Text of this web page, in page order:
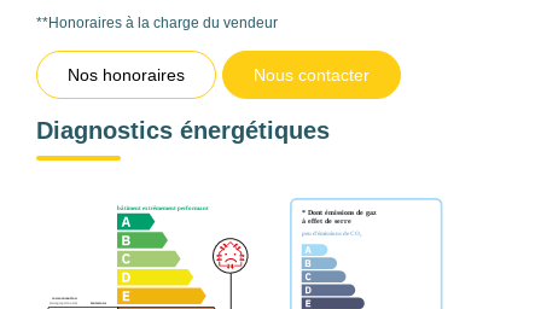
**Honoraires à la charge du vendeur
Nos honoraires Nous contacter
Diagnostics énergétiques